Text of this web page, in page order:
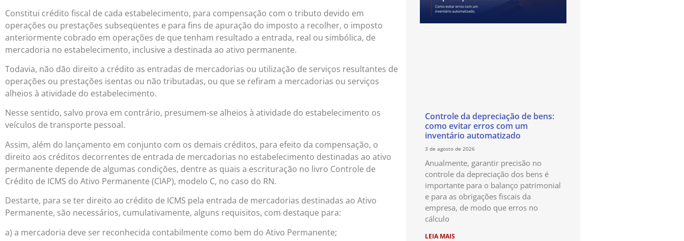
Constitui crédito fiscal de cada estabelecimento, para compensação com o tributo devido em
operações ou prestações subseqüentes e para fins de apuração do imposto a recolher, o imposto
anteriormente cobrado em operações de que tenham resultado a entrada, real ou simbólica, de
mercadoria no estabelecimento, inclusive a destinada ao ativo permanente.
Todavia, não dão direito a crédito as entradas de mercadorias ou utilização de serviços resultantes de
operações ou prestações isentas ou não tributadas, ou que se refiram a mercadorias ou serviços
alheios à atividade do estabelecimento.
Nesse sentido, salvo prova em contrário, presumem-se alheios à atividade do estabelecimento os
veículos de transporte pessoal.
Assim, além do lançamento em conjunto com os demais créditos, para efeito da compensação, o
direito aos créditos decorrentes de entrada de mercadorias no estabelecimento destinadas ao ativo
permanente depende de algumas condições, dentre as quais a escrituração no livro Controle de
Crédito de ICMS do Ativo Permanente (CIAP), modelo C, no caso do RN.
Destarte, para se ter direito ao crédito de ICMS pela entrada de mercadorias destinadas ao Ativo
Permanente, são necessários, cumulativamente, alguns requisitos, com destaque para:
a) a mercadoria deve ser reconhecida contabilmente como bem do Ativo Permanente;
Controle da depreciação de bens:
como evitar erros com um
inventário automatizado
3 de agosto de 2026
Anualmente, garantir precisão no
controle da depreciação dos bens é
importante para o balanço patrimonial
e para as obrigações fiscais da
empresa, de modo que erros no
cálculo
LEIA MAIS